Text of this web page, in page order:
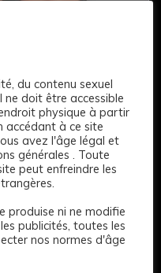
Marron Noir
du contenu sexuel
doit être accessible
physique à partir
accédant à ce site
avez l'âge légal et
générales . Toute
peut enfreindre les
produise ni ne modifie
publicités, toutes les
nos normes d'âge